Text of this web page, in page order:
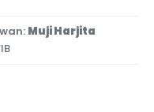
Muji Harjita